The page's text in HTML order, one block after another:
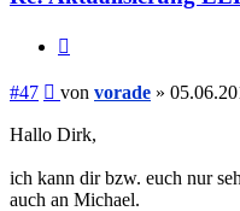
#47 Beitrag
von vorade »
Hallo Dirk,
ich kann dir bzw. euch nur
auch an Michael.